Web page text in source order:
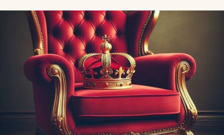
Espiritualidad
abre en nueva pestaña
México